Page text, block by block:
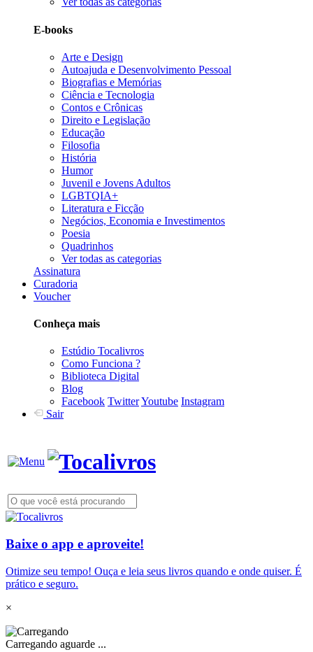
E-books
Arte e Design
Autoajuda e Desenvolvimento Pessoal
Biografias e Memórias
Ciência e Tecnologia
Contos e Crônicas
Direito e Legislação
Educação
Filosofia
História
Humor
Juvenil e Jovens Adultos
LGBTQIA+
Literatura e Ficção
Negócios, Economia e Investimentos
Poesia
Quadrinhos
Ver todas as categorias
Assinatura
Curadoria
Voucher
Conheça mais
Estúdio Tocalivros
Como Funciona ?
Biblioteca Digital
Blog
Facebook TwitterYoutube Instagram
Sair
Baixe o app e aproveite!
Otimize seu tempo! Ouça e leia seus livros quando e onde quiser. É
prático e seguro.
×
Carregando aguarde ...